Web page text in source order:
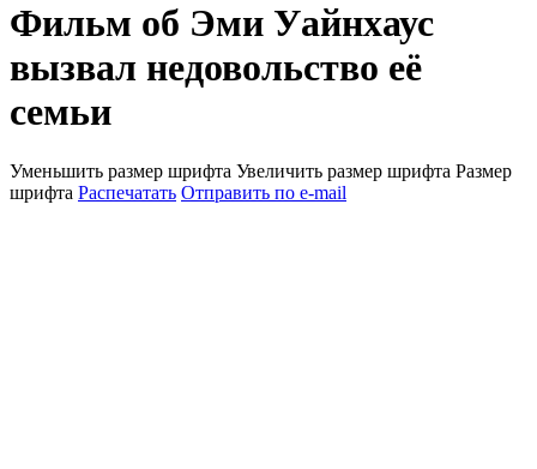
Фильм об Эми Уайнхаус
вызвал недовольство её
семьи
Уменьшить размер шрифта Увеличить размер шрифта Размер
шрифта Распечатать Отправить по e-mail